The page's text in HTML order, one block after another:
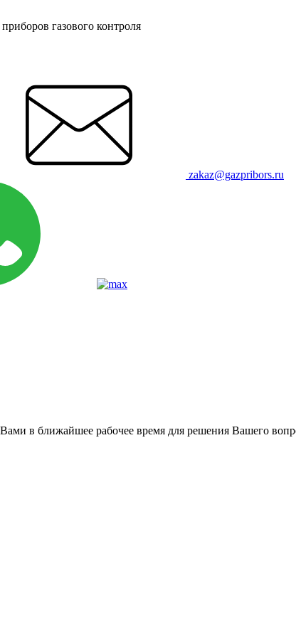
газового контроля
zakaz@gazpribors.ru
в ближайшее рабочее время для решения Вашего